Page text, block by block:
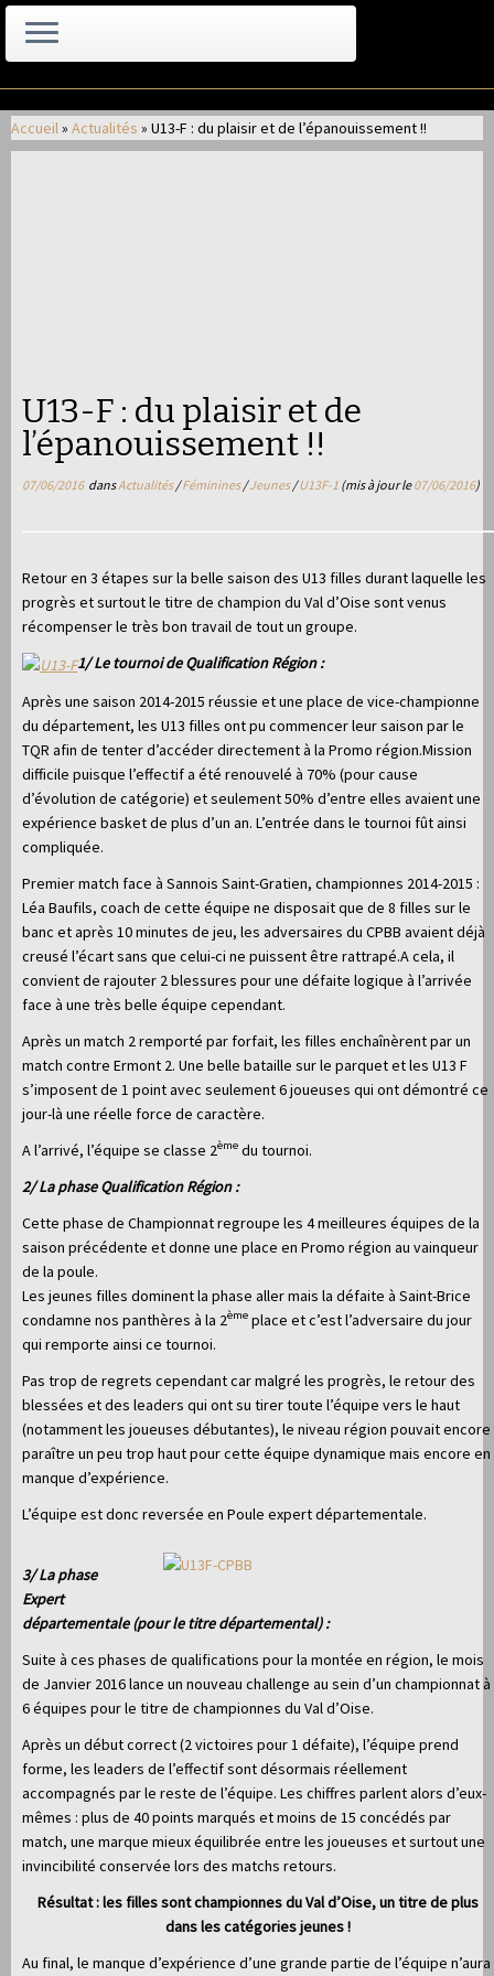
au
contenu
Accueil» Actualités » U13-F : du plaisir et de l’épanouissement !!
U13-F : du plaisir et de
l’épanouissement !!
07/06/2016dansActualités/Féminines/Jeunes/U13F-1 (mis à jour le07/06/2016)
Retour en 3 étapes sur la belle saison des U13 filles durant laquelle les
progrès et surtout le titre de champion du Val d’Oise sont venus
récompenser le très bon travail de tout un groupe.
1/ Le tournoi de Qualification Région :
Après une saison 2014-2015 réussie et une place de vice-championne
du département, les U13 filles ont pu commencer leur saison par le
TQR afin de tenter d’accéder directement à la Promo région.Mission
difficile puisque l’effectif a été renouvelé à 70% (pour cause
d’évolution de catégorie) et seulement 50% d’entre elles avaient une
expérience basket de plus d’un an. L’entrée dans le tournoi fût ainsi
compliquée.
Premier match face à Sannois Saint-Gratien, championnes 2014-2015 :
Léa Baufils, coach de cette équipe ne disposait que de 8 filles sur le
banc et après 10 minutes de jeu, les adversaires du CPBB avaient déjà
creusé l’écart sans que celui-ci ne puissent être rattrapé.A cela, il
convient de rajouter 2 blessures pour une défaite logique à l’arrivée
face à une très belle équipe cependant.
Après un match 2 remporté par forfait, les filles enchaînèrent par un
match contre Ermont 2. Une belle bataille sur le parquet et les U13 F
s’imposent de 1 point avec seulement 6 joueuses qui ont démontré ce
jour-là une réelle force de caractère.
A l’arrivé, l’équipe se classe 2ème du tournoi.
2/ La phase Qualification Région :
Cette phase de Championnat regroupe les 4 meilleures équipes de la
saison précédente et donne une place en Promo région au vainqueur
de la poule.
Les jeunes filles dominent la phase aller mais la défaite à Saint-Brice
condamne nos panthères à la 2ème place et c’est l’adversaire du jour
qui remporte ainsi ce tournoi.
Pas trop de regrets cependant car malgré les progrès, le retour des
blessées et des leaders qui ont su tirer toute l’équipe vers le haut
(notamment les joueuses débutantes), le niveau région pouvait encore
paraître un peu trop haut pour cette équipe dynamique mais encore en
manque d’expérience.
L’équipe est donc reversée en Poule expert départementale.
3/ La phase
Expert
départementale (pour le titre départemental) :
Suite à ces phases de qualifications pour la montée en région, le mois
de Janvier 2016 lance un nouveau challenge au sein d’un championnat à
6 équipes pour le titre de championnes du Val d’Oise.
Après un début correct (2 victoires pour 1 défaite), l’équipe prend
forme, les leaders de l’effectif sont désormais réellement
accompagnés par le reste de l’équipe. Les chiffres parlent alors d’eux-
mêmes : plus de 40 points marqués et moins de 15 concédés par
match, une marque mieux équilibrée entre les joueuses et surtout une
invincibilité conservée lors des matchs retours.
Résultat : les filles sont championnes du Val d’Oise, un titre de plus
dans les catégories jeunes !
Au final, le manque d’expérience d’une grande partie de l’équipe n’aura